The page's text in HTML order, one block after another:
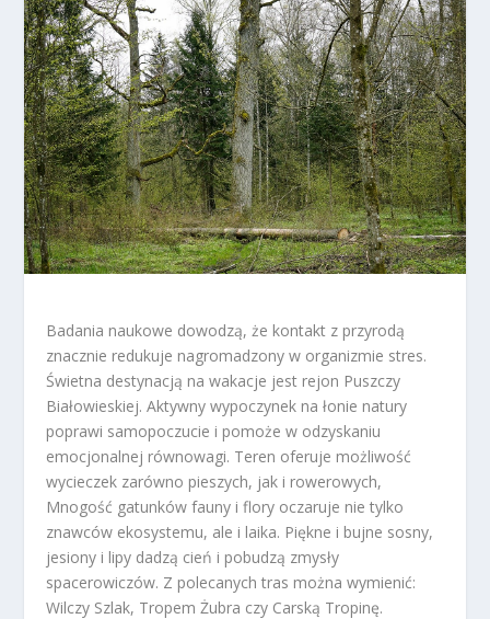
Badania naukowe dowodzą, że kontakt z przyrodą
znacznie redukuje nagromadzony w organizmie stres.
Świetna destynacją na wakacje jest rejon Puszczy
Białowieskiej. Aktywny wypoczynek na łonie natury
poprawi samopoczucie i pomoże w odzyskaniu
emocjonalnej równowagi. Teren oferuje możliwość
wycieczek zarówno pieszych, jak i rowerowych,
Mnogość gatunków fauny i flory oczaruje nie tylko
znawców ekosystemu, ale i laika. Piękne i bujne sosny,
jesiony i lipy dadzą cień i pobudzą zmysły
spacerowiczów. Z polecanych tras można wymienić:
Wilczy Szlak, Tropem Żubra czy Carską Tropinę.